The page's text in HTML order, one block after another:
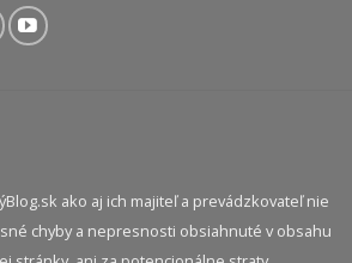
ako aj ich majiteľ a prevádzkovateľ nie
chyby a nepresnosti obsiahnuté v obsahu